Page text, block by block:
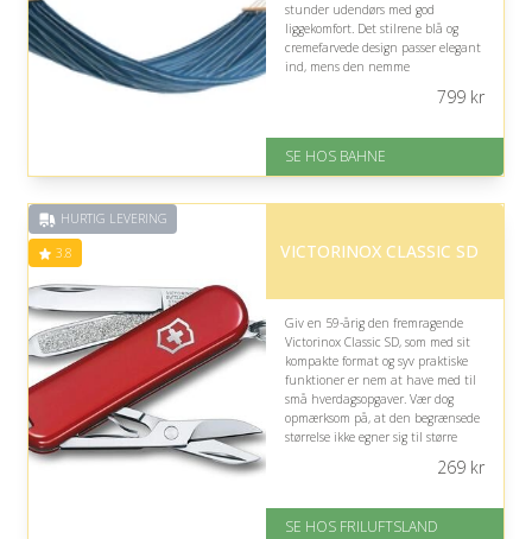
stunder udendørs med god
liggekomfort. Det stilrene blå og
cremefarvede design passer elegant
ind, mens den nemme
På lager
Levering: 1-3 hverdage
Gratis fragt
på 4.3 ud af 5
799kr
SE HOS BAHNE
HURTIG LEVERING
3.8 VICTORINOX CLASSIC SD
Giv en 59-årig den fremragende
Victorinox Classic SD, som med sit
kompakte format og syv praktiske
funktioner er nem at have med til
små hverdagsopgaver. Vær dog
opmærksom på, at den begrænsede
størrelse ikke egner sig til større
God Trustpilot rating på 3.8 ud
269kr
SE HOS FRILUFTSLAND